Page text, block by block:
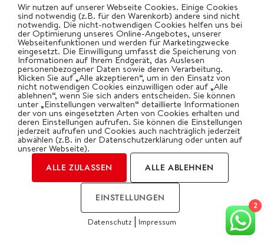
2
Wir nutzen auf unserer Webseite Cookies. Einige Cookies
sind notwendig (z.B. für den Warenkorb) andere sind nicht
notwendig. Die nicht-notwendigen Cookies helfen uns bei
der Optimierung unseres Online-Angebotes, unserer
Webseitenfunktionen und werden für Marketingzwecke
eingesetzt. Die Einwilligung umfasst die Speicherung von
Informationen auf Ihrem Endgerät, das Auslesen
personenbezogener Daten sowie deren Verarbeitung.
Klicken Sie auf „Alle akzeptieren“, um in den Einsatz von
nicht notwendigen Cookies einzuwilligen oder auf „Alle
ablehnen“, wenn Sie sich anders entscheiden. Sie können
unter „Einstellungen verwalten“ detaillierte Informationen
der von uns eingesetzten Arten von Cookies erhalten und
deren Einstellungen aufrufen. Sie können die Einstellungen
jederzeit aufrufen und Cookies auch nachträglich jederzeit
abwählen (z.B. in der Datenschutzerklärung oder unten auf
unserer Webseite).
ALLE ZULASSEN ALLE ABLEHNEN
EINSTELLUNGEN
Datenschutz | Impressum